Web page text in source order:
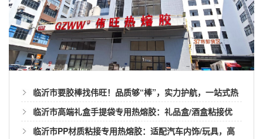
临沂市要胶棒找伟旺！品质够“棒”，实力护航，一站式热
熔胶棒解决方案
临沂市高端礼盒手提袋专用热熔胶：礼品盒/酒盒粘接优
选，兼顾美观与高效
临沂市PP材质粘接专用热熔胶：适配汽车内饰/玩具，高
递袋破了但是封口处一般都不会爆开，可以知道热熔胶
对快递袋的粘合力是很强的，但是胶类黏剂长期遇水也
是容易导致胶层开胶的，而在快递袋上却很少有遇水开
胶的问题。是什...
临沂市热熔胶也有粘不了的东西？
热熔胶虽然是一种粘合剂，不仅环保绿色而且粘接速度
快，易作业且应用领域已经非常广泛。但也不是所有材
料都可以使用，也有一些材料是热熔胶无法适用的。我
们简单了解下什么材料会让热熔胶无法粘接。1、热熔胶
不适合使用于受力较大的金属件粘接，因为本身金属材
料表面光滑并热熔胶液的温度无法破坏金属表面，所以
用热熔...
临沂市热熔胶很久没用完会不粘吗？
当热熔胶很久未用完时候，可能会导致不粘甚至没有粘
性。正常情况下没有使用过的热熔胶也是有一定的保质